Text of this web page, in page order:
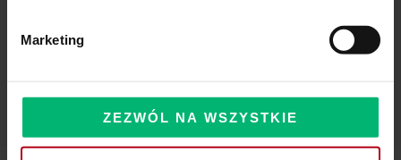
Marketing
ZEZWÓL NA WSZYSTKIE